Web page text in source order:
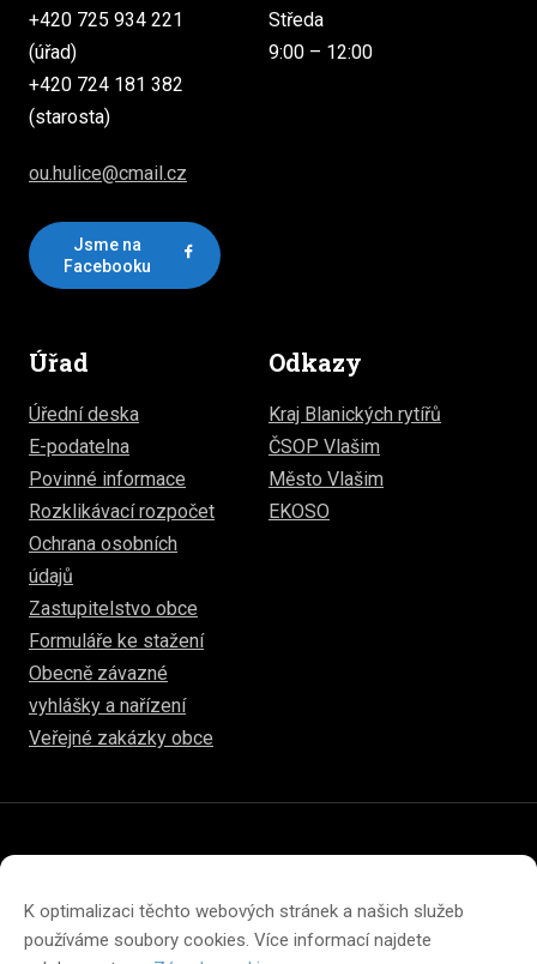
K optimalizaci těchto webových stránek a našich služeb
používáme soubory cookies. Více informací najdete
+420 725 934 221
(úřad)
+420 724 181 382
(starosta)
ou.hulice@cmail.cz
Jsme na
Facebooku
Středa
9:00 – 12:00
Úřad
Úřední deska
E-podatelna
Povinné informace
Rozklikávací rozpočet
Ochrana osobních
údajů
Zastupitelstvo obce
Formuláře ke stažení
Obecně závazné
vyhlášky a nařízení
Veřejné zakázky obce
Odkazy
Kraj Blanických rytířů
ČSOP Vlašim
Město Vlašim
EKOSO
Prohlášení o přístupnosti
Prohlášení o ochraně soukromí
Zásady cookies (EU)